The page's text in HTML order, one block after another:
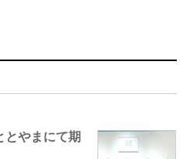
やまにて期